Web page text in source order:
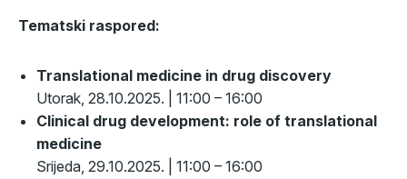
Tematski raspored:
Translational medicine in drug discovery
Utorak, 28.10.2025. | 11:00 – 16:00
Clinical drug development: role of translational
medicine
Srijeda, 29.10.2025. | 11:00 – 16:00